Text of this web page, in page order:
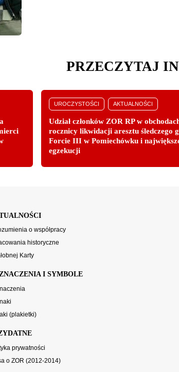
PRZECZYTAJ
UROCZYSTOŚCI AKTUALNOŚCI
Udział członków ZOR RP w
rocznicy likwidacji aresztu śledczego
Forcie III w Pomiechówku i
egzekucji
o współpracy
historyczne
Karty
I SYMBOLE
(plakietki)
prywatności
o ZOR (2012-2014)